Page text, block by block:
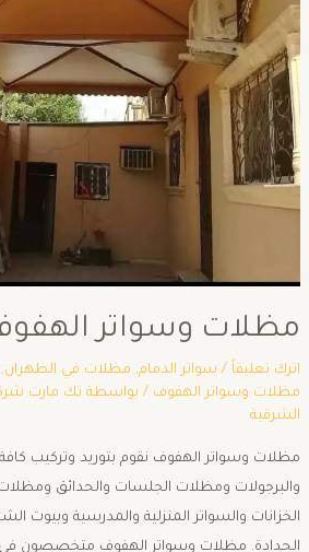
مظلات وسواتر
اترك تعليقاً / سواتر الدمام, مظلات في الظهران,
مظلات وسواتر الهفوف / بواسطة تك مارت
الشرقية
مظلات وسواتر الهفوف نقوم بتوريد وتركيب كافة
والبرجولات ومظلات الجلسات والحدائق
الخزانات والسواتر المنزلية والمدرسية وبيوت
الحدادة. مظلات وسواتر الهفوف متخصصون في